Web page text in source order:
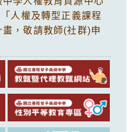
人權及轉型正義課程
，敬請教師(社群)申